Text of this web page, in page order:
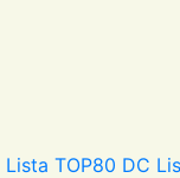
Lista TOP80 DC